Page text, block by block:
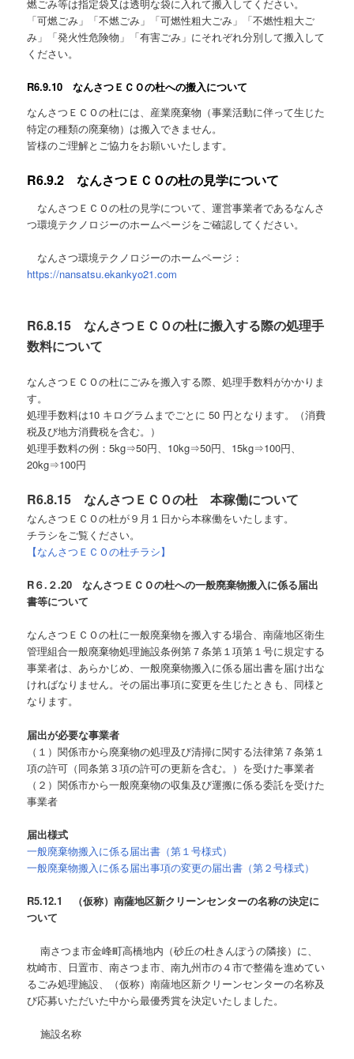
燃ごみ等は指定袋又は透明な袋に入れて搬入してください。
「可燃ごみ」「不燃ごみ」「可燃性粗大ごみ」「不燃性粗大ご
み」「発火性危険物」「有害ごみ」にそれぞれ分別して搬入して
ください。
R6.9.10 なんさつＥＣＯの杜への搬入について
なんさつＥＣＯの杜には、産業廃棄物（事業活動に伴って生じた
特定の種類の廃棄物）は搬入できません。
皆様のご理解とご協力をお願いいたします。
R6.9.2 なんさつＥＣＯの杜の見学について
なんさつＥＣＯの杜の見学について、運営事業者であるなんさ
つ環境テクノロジーのホームページをご確認してください。
なんさつ環境テクノロジーのホームページ：
https://nansatsu.ekankyo21.com
R6.8.15 なんさつＥＣＯの杜に搬入する際の処理手
数料について
なんさつＥＣＯの杜にごみを搬入する際、処理手数料がかかりま
す。
処理手数料は10 キログラムまでごとに 50 円となります。（消費
税及び地方消費税を含む。）
処理手数料の例：5kg⇒50円、10kg⇒50円、15kg⇒100円、
20kg⇒100円
R6.8.15 なんさつＥＣＯの杜 本稼働について
なんさつＥＣＯの杜が９月１日から本稼働をいたします。
チラシをご覧ください。
【なんさつＥＣＯの杜チラシ】
R６.２.20なんさつＥＣＯの杜への一般廃棄物搬入に係る届出
書等について
なんさつＥＣＯの杜に一般廃棄物を搬入する場合、南薩地区衛生
管理組合一般廃棄物処理施設条例第７条第１項第１号に規定する
事業者は、あらかじめ、一般廃棄物搬入に係る届出書を届け出な
ければなりません。その届出事項に変更を生じたときも、同様と
なります。
届出が必要な事業者
（１）関係市から廃棄物の処理及び清掃に関する法律第７条第１
項の許可（同条第３項の許可の更新を含む。）を受けた事業者
（２）関係市から一般廃棄物の収集及び運搬に係る委託を受けた
事業者
届出様式
一般廃棄物搬入に係る届出書（第１号様式）
一般廃棄物搬入に係る届出事項の変更の届出書（第２号様式）
R5.12.1
（仮称）南薩地区新クリーンセンターの名称の決定に
ついて
南さつま市金峰町高橋地内（砂丘の杜きんぽうの隣接）に、
枕崎市、日置市、南さつま市、南九州市の４市で整備を進めてい
るごみ処理施設、（仮称）南薩地区新クリーンセンターの名称及
び応募いただいた中から最優秀賞を決定いたしました。
施設名称